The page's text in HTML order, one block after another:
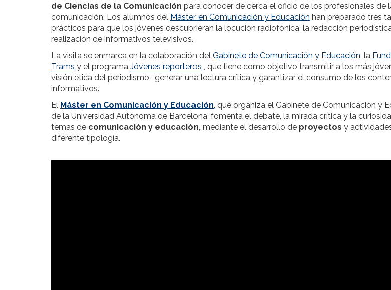
de Ciencias de la Comunicación para conocer de cerca el oficio de los profesionales de
comunicación. Los alumnos del Máster en Comunicación y Educación han preparado tres
prácticos para que los jóvenes descubrieran la locución radiofónica, la redacción
realización de informativos televisivos.
La visita se enmarca en la colaboración del Gabinete de Comunicación y Educación, la
Trams y el programa Jóvenes reporteros , que tiene como objetivo transmitir a los más
visión ética del periodismo, generar una lectura crítica y garantizar el consumo de los
informativos.
El Máster en Comunicación y Educación, que organiza el Gabinete de Comunicación y
de la Universidad Autónoma de Barcelona, fomenta el debate, la mirada crítica y la
temas de comunicación y educación, mediante el desarrollo de proyectos y
diferente tipología.